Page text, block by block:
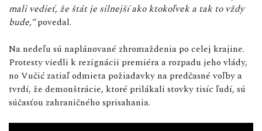
mali vedieť, že štát je silnejší ako ktokoľvek a tak to vždy
bude,“povedal.
Na nedeľu sú naplánované zhromaždenia po celej krajine.
Protesty viedli k rezignácii premiéra a rozpadu jeho vlády,
no Vučić zatiaľ odmieta požiadavky na predčasné voľby a
tvrdí, že demonštrácie, ktoré prilákali stovky tisíc ľudí, sú
súčasťou zahraničného sprisahania.